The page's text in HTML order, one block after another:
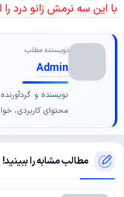
با این سه نرمش زانو درد را
نویسنده مطلب
Admin
نویسنده و
محتوای کاربردی،
مطالب مشابه را ببینید!